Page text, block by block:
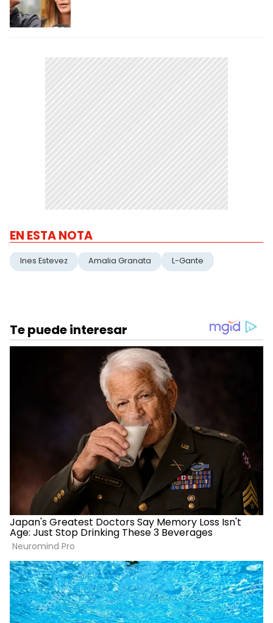
EN ESTA NOTA
Ines Estevez Amalia Granata L-Gante